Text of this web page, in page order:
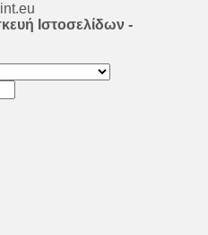
Ιστοσελίδων -